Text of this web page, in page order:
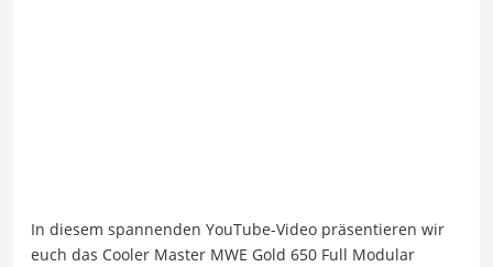
In diesem spannenden YouTube-Video präsentieren wir
euch das Cooler Master MWE Gold 650 Full Modular